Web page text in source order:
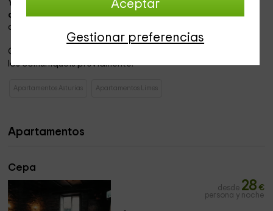
Aceptar
Gestionar preferencias
Y en el exterior encontramos una terraza que da
directamente hacia el río, así como múltiples espacios
ajardinados que recorrer a través de paseos de piedra.
Ofrecemos la
los comuniquéis previamente.
Apartamentos Asturias Apartamentos Limes
Apartamentos
Cepa
desde 28 €
persona y noche